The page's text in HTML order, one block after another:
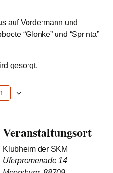
auf Vordermann und
“Glonke” und “Sprinta”
gesorgt.
Veranstaltungsort
Klubheim der SKM
Uferpromenade 14